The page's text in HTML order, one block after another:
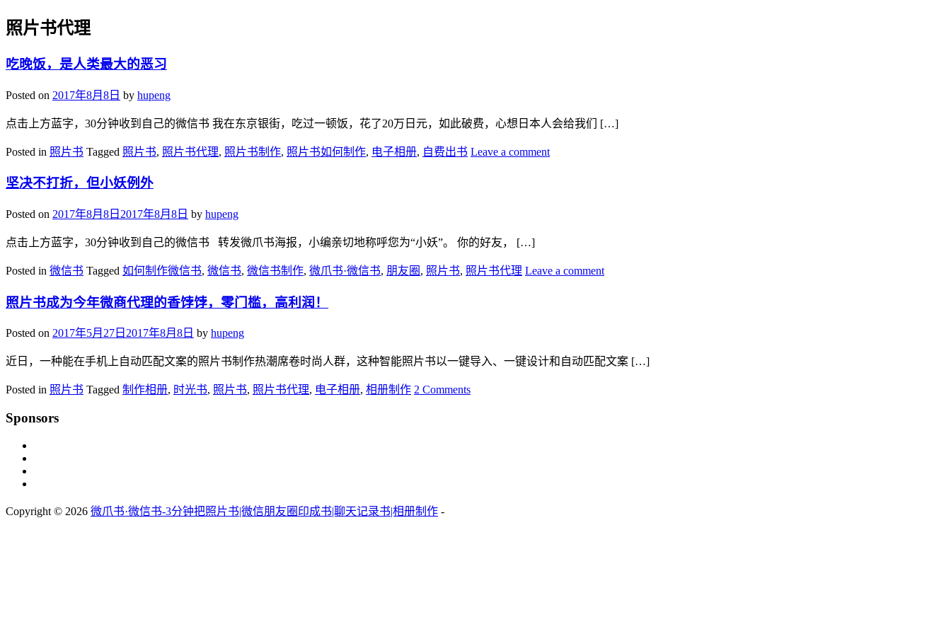
照片书代理
吃晚饭，是人类最大的恶习
Posted on 2017年8月8日 by hupeng
点击上方蓝字，30分钟收到自己的微信书 我在东京银街，吃过一顿饭，花了20万日元，如此破费，心想日本人会给我们 […]
Posted in 照片书 Tagged 照片书, 照片书代理, 照片书制作, 照片书如何制作, 电子相册, 自费出书 Leave a comment
坚决不打折，但小妖例外
Posted on 2017年8月8日 2017年8月8日 by hupeng
点击上方蓝字，30分钟收到自己的微信书 转发微爪书海报，小编亲切地称呼您为“小妖”。 你的好友， […]
Posted in 微信书 Tagged 如何制作微信书, 微信书, 微信书制作, 微爪书·微信书, 朋友圈 , 照片书, 照片书代理 Leave a comment
照片书成为今年微商代理的香饽饽，零门槛，高利润！
Posted on 2017年5月27日 2017年8月8日 by hupeng
近日，一种能在手机上自动匹配文案的照片书制作热潮席卷时尚人群，这种智能照片书以一键导入、一键设计和自动匹配文案 […]
Posted in 照片书 Tagged 制作相册, 时光书, 照片书, 照片书代理, 电子相册, 相册制作 2 Comments
Sponsors
Copyright © 2026 微爪书·微信书-3分钟把照片书|微信朋友圈印成书|聊天记录书|相册制作 -